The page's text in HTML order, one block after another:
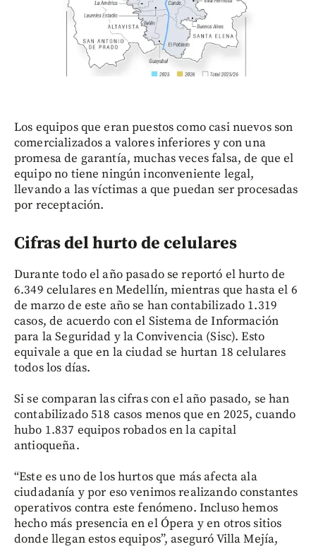
Los equipos que eran puestos como casi nuevos son
comercializados a valores inferiores y con una
promesa de garantía, muchas veces falsa, de que el
equipo no tiene ningún inconveniente legal,
llevando a las víctimas a que puedan ser procesadas
por receptación.
Cifras del hurto de celulares
Durante todo el año pasado se reportó el hurto de
6.349 celulares en Medellín, mientras que hasta el 6
de marzo de este año se han contabilizado 1.319
casos, de acuerdo con el Sistema de Información
para la Seguridad y la Convivencia (Sisc). Esto
equivale a que en la ciudad se hurtan 18 celulares
todos los días.
Si se comparan las cifras con el año pasado, se han
contabilizado 518 casos menos que en 2025, cuando
hubo 1.837 equipos robados en la capital
antioqueña.
“Este es uno de los hurtos que más afecta ala
ciudadanía y por eso venimos realizando constantes
operativos contra este fenómeno. Incluso hemos
hecho más presencia en el Ópera y en otros sitios
donde llegan estos equipos”, aseguró Villa Mejía,